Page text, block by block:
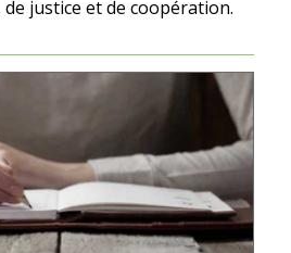
justice et de coopération.